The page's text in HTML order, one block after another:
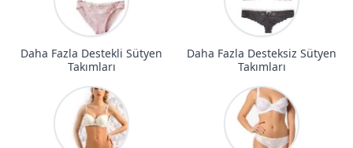
Daha Fazla Destekli Sütyen
Takımları
Daha Fazla Desteksiz Sütyen
Takımları